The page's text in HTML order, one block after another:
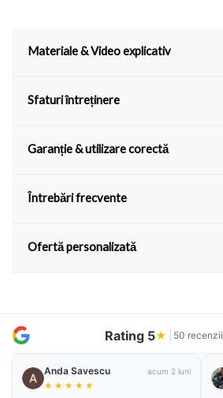
Materiale & Video explicativ
Sfaturi întreținere
Garanție & utilizare corectă
Întrebări frecvente
Ofertă personalizată
Rating 5★ 50 recenzii
Anda Savescu
★ ★ ★ ★ ★
acum 2 luni